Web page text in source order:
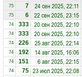
75 7 24 сен 2025, 22:11
75 6 22 сен 2025, 23:15
74 333 20 сен 2025, 22:10
74 333 20 сен 2025, 22:10
74 226 25 авг 2025, 22:14
74 192 14 авг 2025, 16:06
74 151 6 авг 2025, 22:15
74 75 23 июл 2025, 22:08